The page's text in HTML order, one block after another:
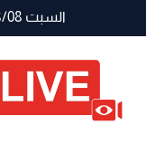
السبت 2026/08/08 08:36